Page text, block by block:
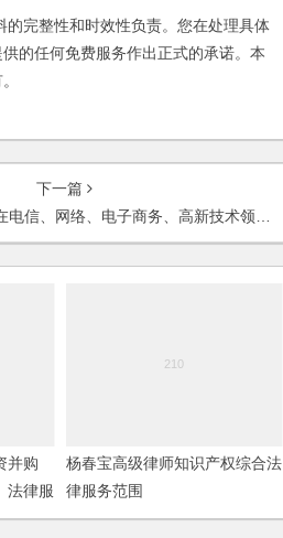
完整性和时效性负责。您在处理具体
的任何免费服务作出正式的承诺。本
下一篇
网络、电子商务、高新技术领域法律服务范围
并购
法律服
杨春宝高级律师知识产权综合法
律服务范围